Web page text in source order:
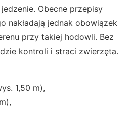
Obecne przepisy
nakładają jednak obowiązek
przy takiej hodowli. Bez
kontroli i straci zwierzęta.
1,50 m),